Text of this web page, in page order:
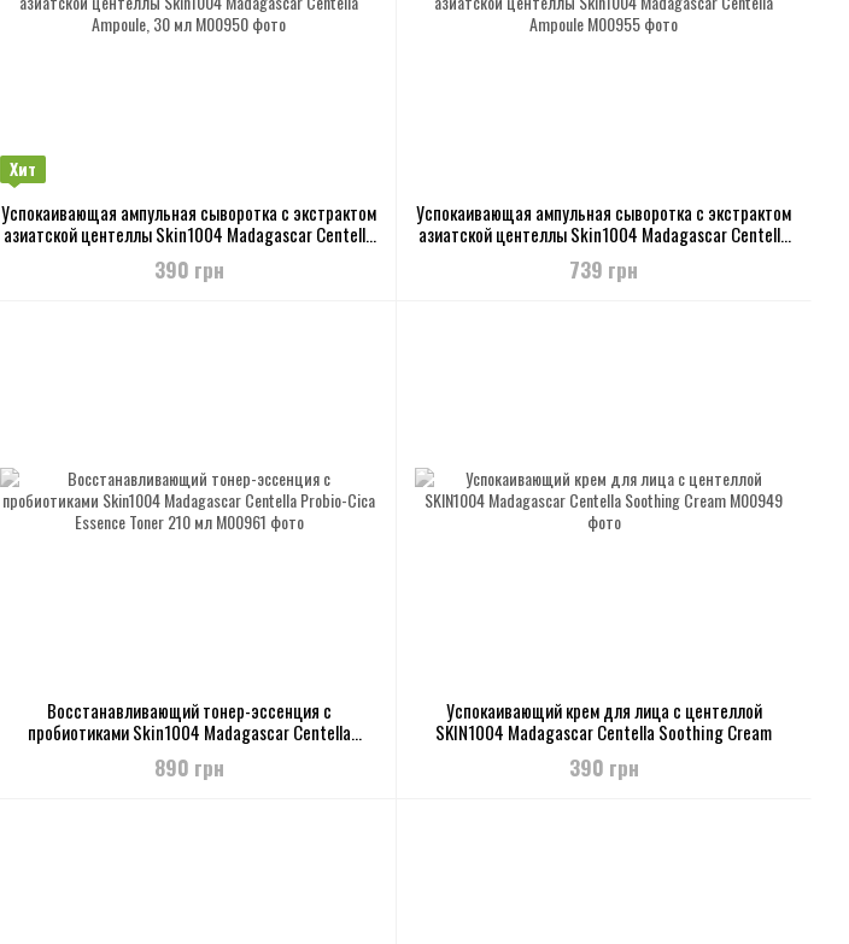
Хит
Успокаивающая ампульная сыворотка с экстрактом
азиатской центеллы Skin1004 Madagascar Centella
Ampoule, 30 мл
390 грн
Успокаивающая ампульная сыворотка с экстрактом
азиатской центеллы Skin1004 Madagascar Centella
Ampoule
739 грн
Восстанавливающий тонер-эссенция с
пробиотиками Skin1004 Madagascar Centella
Probio-Cica Essence Toner 210 мл
890 грн
Успокаивающий крем для лица с центеллой
SKIN1004 Madagascar Centella Soothing Cream
390 грн